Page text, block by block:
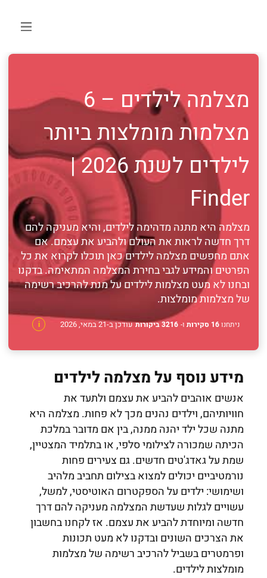
מצלמה לילדים – 6
מצלמות מומלצות ביותר
לילדים לשנת 2026 |
Finder
מצלמה היא מתנה מדהימה לילדים, והיא מעניקה להם
דרך חדשה לראות את העולם ולהביע את עצמם. אם
אתם מחפשים מצלמה לילדים כאן תוכלו לקרוא את כל
הפרטים והמידע לגבי בחירת המצלמה המתאימה. בדקנו
ובחנו לא מעט מצלמות לילדים על מנת להרכיב רשימה
של מצלמות מומלצות.
ניתחנו16 סקירות ו- 3216 ביקורות i עודכן ב-21 במאי, 2026
מידע נוסף על מצלמה לילדים
אנשים אוהבים להביע את עצמם ולתעד את
חוויותיהם, וילדים נהנים מכך לא פחות. מצלמה היא
מתנה שכל ילד יהנה ממנה, בין אם מדובר במלכת
הכיתה שמכורה לצילומי סלפי, או בתלמיד המצטיין,
שמת על גאדג'טים חדשים. גם צעירים פחות
נורמטיביים יכולים למצוא בצילום תחביב מלהיב
ושימושי: ילדים על הספקטרום האוטיסטי, למשל,
עשויים לגלות שעדשת המצלמה מעניקה להם דרך
חדשה ומיוחדת להביע את עצמם. אז לקחנו בחשבון
את הצרכים השונים ובדקנו לא מעט תכונות
ופרמטרים בשביל להרכיב רשימה של מצלמות
מומלצות לילדים.